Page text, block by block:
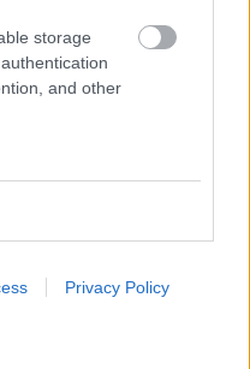
storage
and other
Privacy Policy